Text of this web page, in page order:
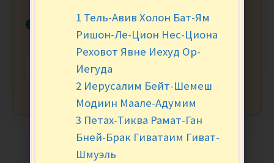
В наличии
+
1 Тель-Авив Холон Бат-Ям
Ришон-Ле-Цион Нес-Циона
Реховот Явне Иехуд Ор-
Иегуда
2 Иерусалим Бейт-Шемеш
Модиин Маале-Адумим
3 Петах-Тиква Рамат-Ган
Бней-Брак Гиватаим Гиват-
Шмуэль